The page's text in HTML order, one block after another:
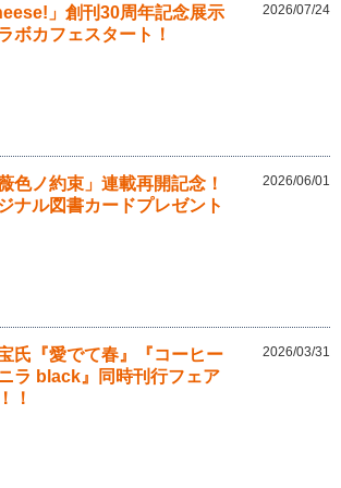
」創刊30周年記念展示
ボカフェスタート！
2026/07/24
薇色ノ約束」連載再開記念！
ナル図書カードプレゼント
2026/06/01
氏『愛でて春』『コーヒー
ラ black』同時刊行フェア
！
2026/03/31